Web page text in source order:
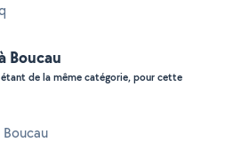
Boucau
de la même catégorie, pour cette